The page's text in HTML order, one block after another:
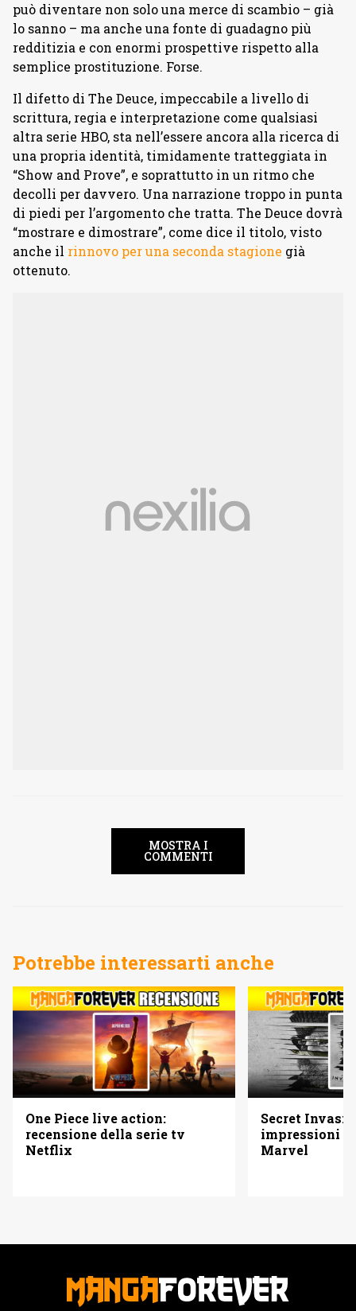
può diventare non solo una merce di scambio – già
lo sanno – ma anche una fonte di guadagno più
redditizia e con enormi prospettive rispetto alla
semplice prostituzione. Forse.
Il difetto di The Deuce, impeccabile a livello di
scrittura, regia e interpretazione come qualsiasi
altra serie HBO, sta nell’essere ancora alla ricerca di
una propria identità, timidamente tratteggiata in
“Show and Prove”, e soprattutto in un ritmo che
decolli per davvero. Una narrazione troppo in punta
di piedi per l’argomento che tratta. The Deuce dovrà
“mostrare e dimostrare”, come dice il titolo, visto
anche il rinnovo per una seconda stagione già
ottenuto.
MOSTRA I
COMMENTI
Potrebbe interessarti anche
One Piece live action:
recensione della serie tv
Netflix
Secret
impressioni
Marvel